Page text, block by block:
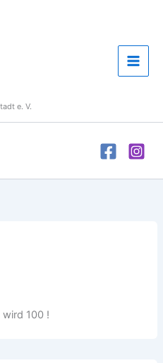
e. V.
100 !